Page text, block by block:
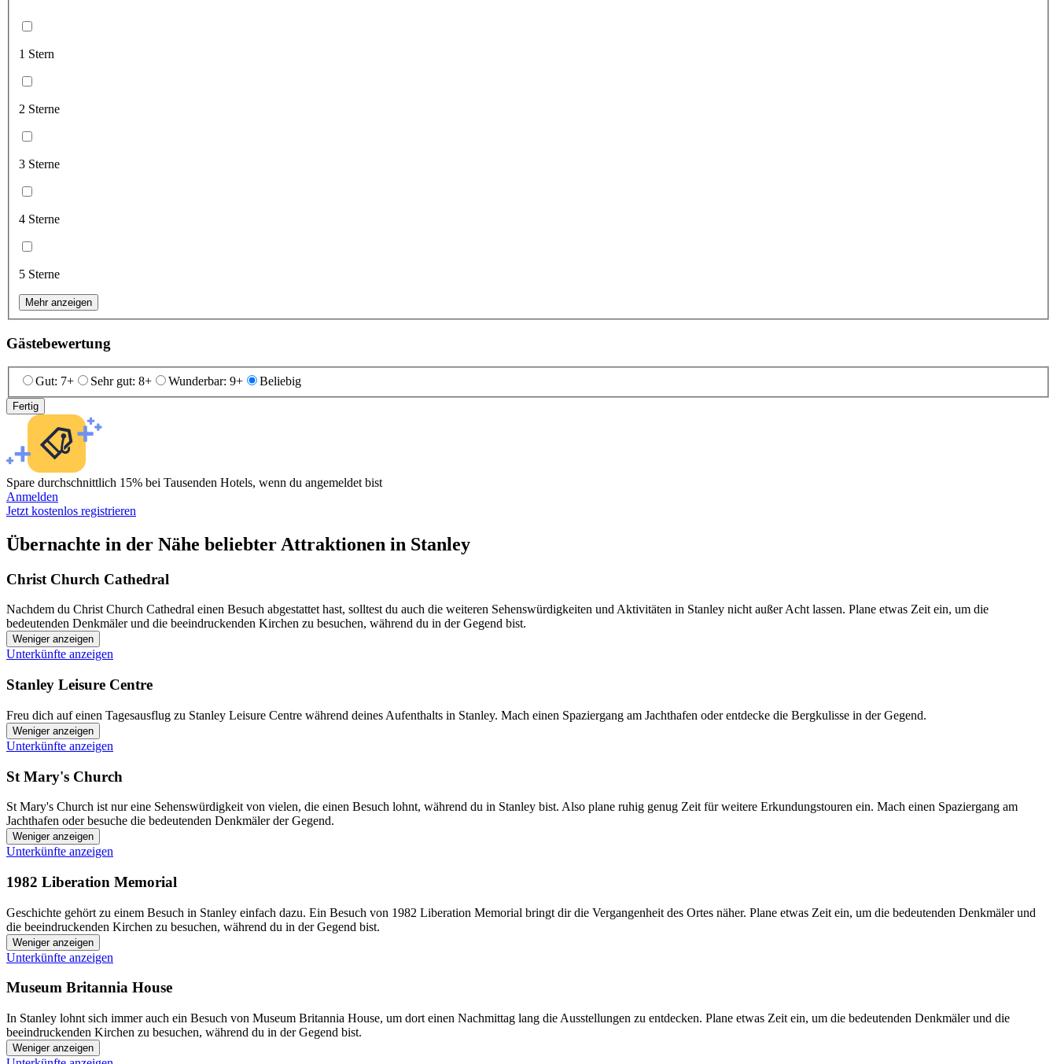
1 Stern
2 Sterne
3 Sterne
4 Sterne
5 Sterne
Mehr anzeigen
Gästebewertung
Gut: 7+ Sehr gut: 8+ Wunderbar: 9+ Beliebig
Fertig
Spare durchschnittlich 15% bei Tausenden Hotels, wenn du angemeldet bist
Anmelden
Jetzt kostenlos registrieren
Übernachte in der Nähe beliebter Attraktionen in Stanley
Christ Church Cathedral
Nachdem du Christ Church Cathedral einen Besuch abgestattet hast, solltest du auch die weiteren Sehenswürdigkeiten und Aktivitäten in Stanley nicht außer Acht lassen. Plane etwas Zeit ein, um die
bedeutenden Denkmäler und die beeindruckenden Kirchen zu besuchen, während du in der Gegend bist.
Weniger anzeigen
Unterkünfte anzeigen
Stanley Leisure Centre
Freu dich auf einen Tagesausflug zu Stanley Leisure Centre während deines Aufenthalts in Stanley. Mach einen Spaziergang am Jachthafen oder entdecke die Bergkulisse in der Gegend.
Weniger anzeigen
Unterkünfte anzeigen
St Mary's Church
St Mary's Church ist nur eine Sehenswürdigkeit von vielen, die einen Besuch lohnt, während du in Stanley bist. Also plane ruhig genug Zeit für weitere Erkundungstouren ein. Mach einen Spaziergang am
Jachthafen oder besuche die bedeutenden Denkmäler der Gegend.
Weniger anzeigen
Unterkünfte anzeigen
1982 Liberation Memorial
Geschichte gehört zu einem Besuch in Stanley einfach dazu. Ein Besuch von 1982 Liberation Memorial bringt dir die Vergangenheit des Ortes näher. Plane etwas Zeit ein, um die bedeutenden Denkmäler und
die beeindruckenden Kirchen zu besuchen, während du in der Gegend bist.
Weniger anzeigen
Unterkünfte anzeigen
Museum Britannia House
In Stanley lohnt sich immer auch ein Besuch von Museum Britannia House, um dort einen Nachmittag lang die Ausstellungen zu entdecken. Plane etwas Zeit ein, um die bedeutenden Denkmäler und die
beeindruckenden Kirchen zu besuchen, während du in der Gegend bist.
Weniger anzeigen